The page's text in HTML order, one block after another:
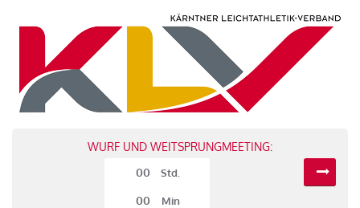
WURF UND WEITSPRUNGMEETING:
00
Std.
00 Min